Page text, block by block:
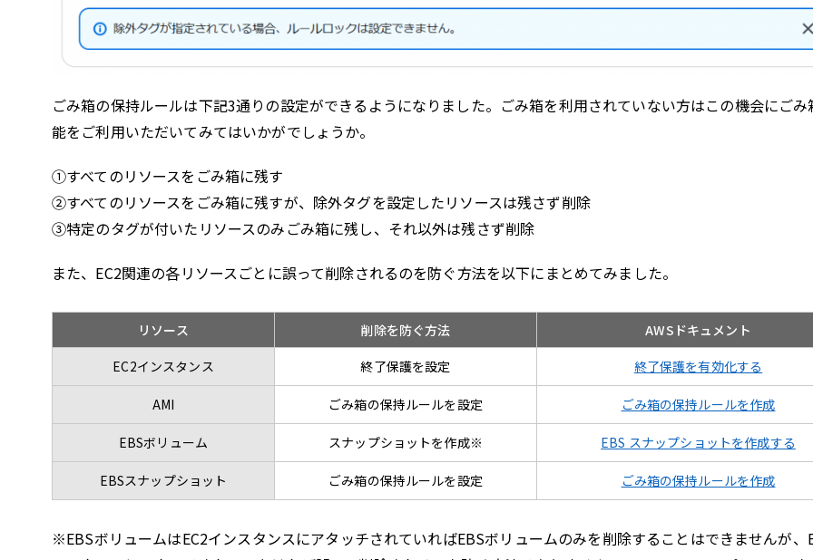
ごみ箱の保持ルールは下記3通りの設定ができるようになりました。ごみ箱を利用されていない方はこの機会にごみ
能をご利用いただいてみてはいかがでしょうか。
①すべてのリソースをごみ箱に残す
②すべてのリソースをごみ箱に残すが、除外タグを設定したリソースは残さず削除
③特定のタグが付いたリソースのみごみ箱に残し、それ以外は残さず削除
また、EC2関連の各リソースごとに誤って削除されるのを防ぐ方法を以下にまとめてみました。
リソース 削除を防ぐ方法
AWSドキュメント
EC2インスタンス
終了保護を設定 終了保護を有効化する
AMI ごみ箱の保持ルールを設定 ごみ箱の保持ルールを作成
EBSボリューム スナップショットを作成※ EBS スナップショットを作成する
EBSスナップショット ごみ箱の保持ルールを設定 ごみ箱の保持ルールを作成
※EBSボリュームはEC2インスタンスにアタッチされていればEBSボリュームのみを削除することはできませんが、